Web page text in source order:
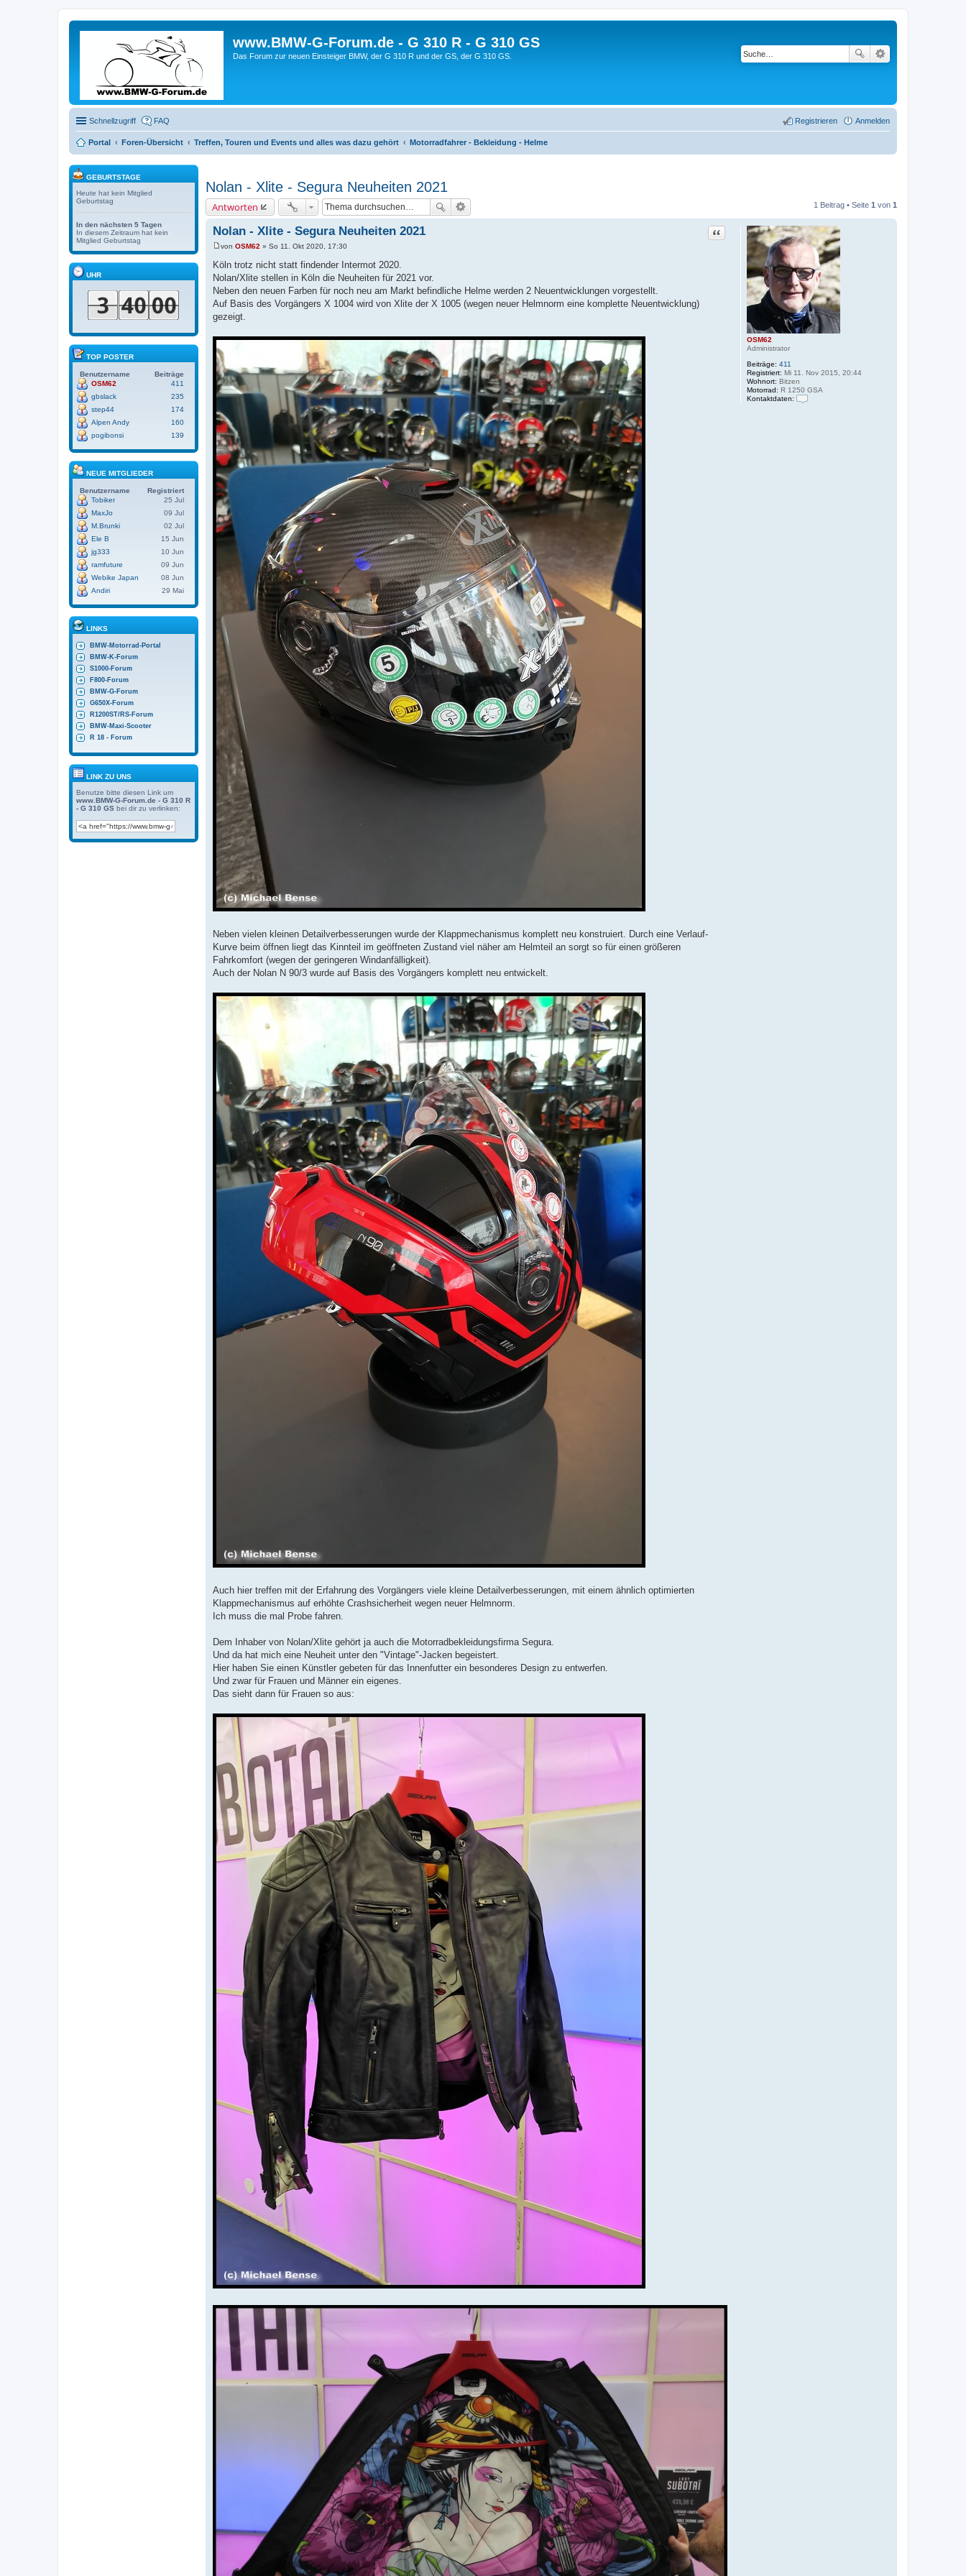
www.BMW-G-Forum.de - G 310 R - G 310 GS
Das Forum zur neuen Einsteiger BMW, der G 310 R und der GS, der G 310 GS.
Schnellzugriff FAQ Anmelden
Registrieren
Portal Foren-Übersicht Treffen, Touren und Events und alles was dazu gehört Motorradfahrer - Bekleidung - Helme
Nolan - Xlite - Segura Neuheiten 2021
Antworten 1 Beitrag • Seite 1 von 1
OSM62
Administrator
Beiträge: 411
Registriert: Mi 11. Nov 2015, 20:44
Wohnort: Bitzen
Motorrad: R 1250 GSA
Kontaktdaten:
Nolan - Xlite - Segura Neuheiten 2021 Zitat
e
i
t
a
g
von OSM62 » So 11. Okt 2020, 17:30
Köln trotz nicht statt findender Intermot 2020.
Nolan/Xlite stellen in Köln die Neuheiten für 2021 vor.
Neben den neuen Farben für noch neu am Markt befindliche Helme werden 2 Neuentwicklungen vorgestellt.
Auf Basis des Vorgängers X 1004 wird von Xlite der X 1005 (wegen neuer Helmnorm eine komplette Neuentwicklung)
gezeigt.
Neben vielen kleinen Detailverbesserungen wurde der Klappmechanismus komplett neu konstruiert. Durch eine Verlauf-
Kurve beim öffnen liegt das Kinnteil im geöffneten Zustand viel näher am Helmteil an sorgt so für einen größeren
Fahrkomfort (wegen der geringeren Windanfälligkeit).
Auch der Nolan N 90/3 wurde auf Basis des Vorgängers komplett neu entwickelt.
Auch hier treffen mit der Erfahrung des Vorgängers viele kleine Detailverbesserungen, mit einem ähnlich optimierten
Klappmechanismus auf erhöhte Crashsicherheit wegen neuer Helmnorm.
Ich muss die mal Probe fahren.
Dem Inhaber von Nolan/Xlite gehört ja auch die Motorradbekleidungsfirma Segura.
Und da hat mich eine Neuheit unter den "Vintage"-Jacken begeistert.
Hier haben Sie einen Künstler gebeten für das Innenfutter ein besonderes Design zu entwerfen.
Und zwar für Frauen und Männer ein eigenes.
Das sieht dann für Frauen so aus:
GEBURTSTAGE
Heute hat kein Mitglied
Geburtstag
In den nächsten 5 Tagen
In diesem Zeitraum hat kein
Mitglied Geburtstag
UHR
TOP POSTER
Benutzername
Beiträge
OSM62
411
gbslack
235
step44
174
Alpen Andy
160
pogibonsi
139
NEUE MITGLIEDER
Benutzername
Registriert
Tobiker
25 Jul
MaxJo
09 Jul
M.Brunki
02 Jul
Ele B
15 Jun
jg333
10 Jun
ramfuture
09 Jun
Webike Japan
08 Jun
Andiri
29 Mai
LINKS
BMW-Motorrad-Portal
BMW-K-Forum
S1000-Forum
F800-Forum
BMW-G-Forum
G650X-Forum
R1200ST/RS-Forum
BMW-Maxi-Scooter
R 18 - Forum
LINK ZU UNS
Benutze bitte diesen Link um
www.BMW-G-Forum.de - G 310 R
- G 310 GS bei dir zu verlinken: